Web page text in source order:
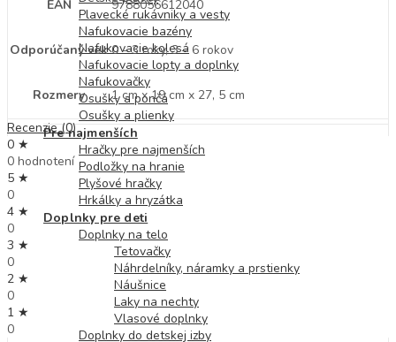
Plavecké rukávniky a vesty
Nafukovacie bazény
Nafukovacie kolesá
Nafukovacie lopty a doplnky
Nafukovačky
Osušky a pončá
Osušky a plienky
Pre najmenších
Hračky pre najmenších
Podložky na hranie
Plyšové hračky
Hrkálky a hryzátka
Doplnky pre deti
Doplnky na telo
Tetovačky
Náhrdelníky, náramky a prstienky
Náušnice
Laky na nechty
Vlasové doplnky
Doplnky do detskej izby
EAN
9788056612040
Odporúčaný vek 0 – 3 roky, 3 – 6 rokov
Rozmery
1 cm x 19 cm x 27, 5 cm
Recenzie (0)
0 ★
0 hodnotení
5 ★
0
4 ★
0
3 ★
0
2 ★
0
1 ★
0